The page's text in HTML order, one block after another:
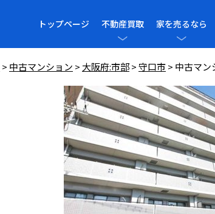
トップページ 不動産買取 家を売るなら
> 中古マンション > 大阪府:市部>守口市> 中古マン